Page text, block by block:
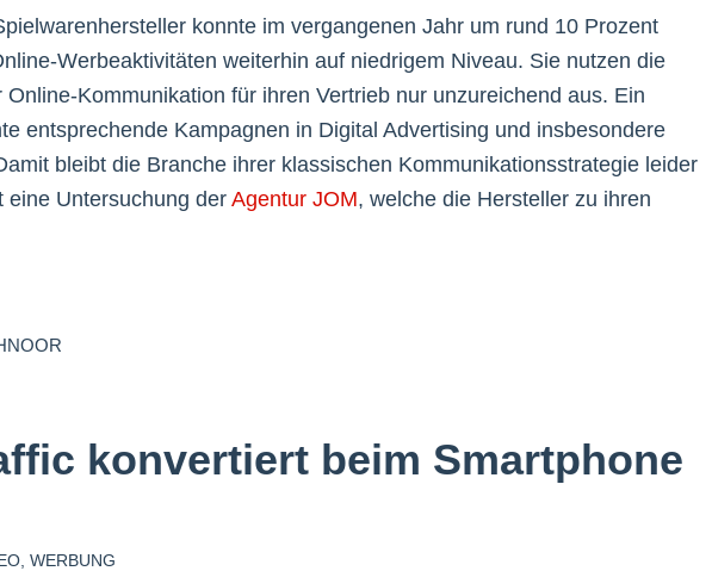
konnte im vergangenen Jahr um rund 10 Prozent
Werbeaktivitäten weiterhin auf niedrigem Niveau. Sie nutzen die
Kommunikation für ihren Vertrieb nur unzureichend aus. Ein
entsprechende Kampagnen in Digital Advertising und insbesondere
bleibt die Branche ihrer klassischen Kommunikationsstrategie leider
eine Untersuchung der Agentur JOM, welche die Hersteller zu ihren
konvertiert beim Smartphone
WERBUNG